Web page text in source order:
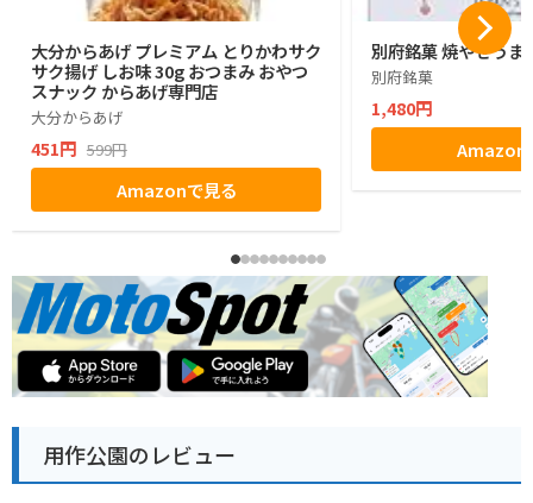
大分からあげ プレミアム とりかわサク
サク揚げ しお味 30g おつまみ おやつ
スナック からあげ専門店
大分からあげ
451円 599円
Amazonで見る
別府銘菓 焼やせうま
別府銘菓
1,480円
Amazon
用作公園のレビュー